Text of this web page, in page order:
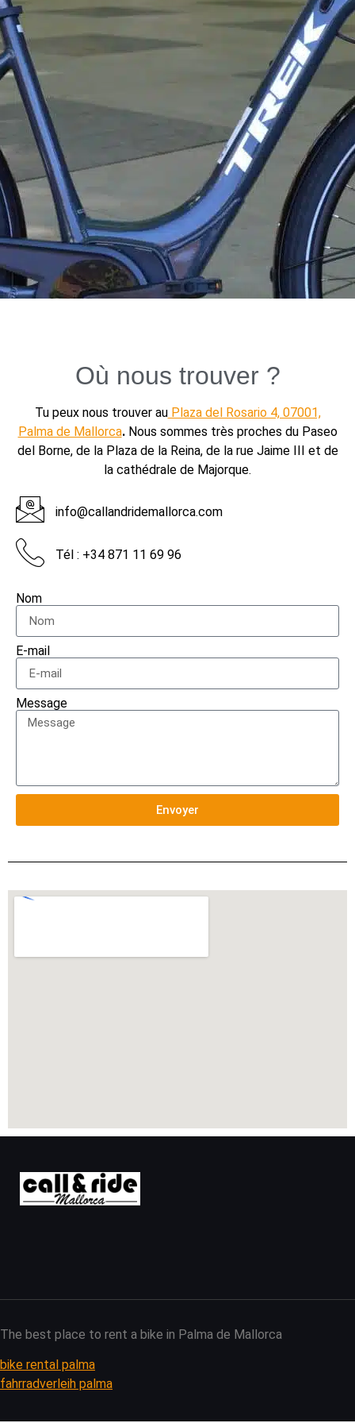
Où nous trouver ?
Tu peux nous trouver auPlaza del Rosario 4, 07001,
Palma de Mallorca. Nous sommes très proches du Paseo
del Borne, de la Plaza de la Reina, de la rue Jaime III et de
la cathédrale de Majorque.
info@callandridemallorca.com
Tél : +34 871 11 69 96
Nom
E-mail
Message
Envoyer
The best place to rent a bike in Palma de Mallorca
bike rental palma
fahrradverleih palma